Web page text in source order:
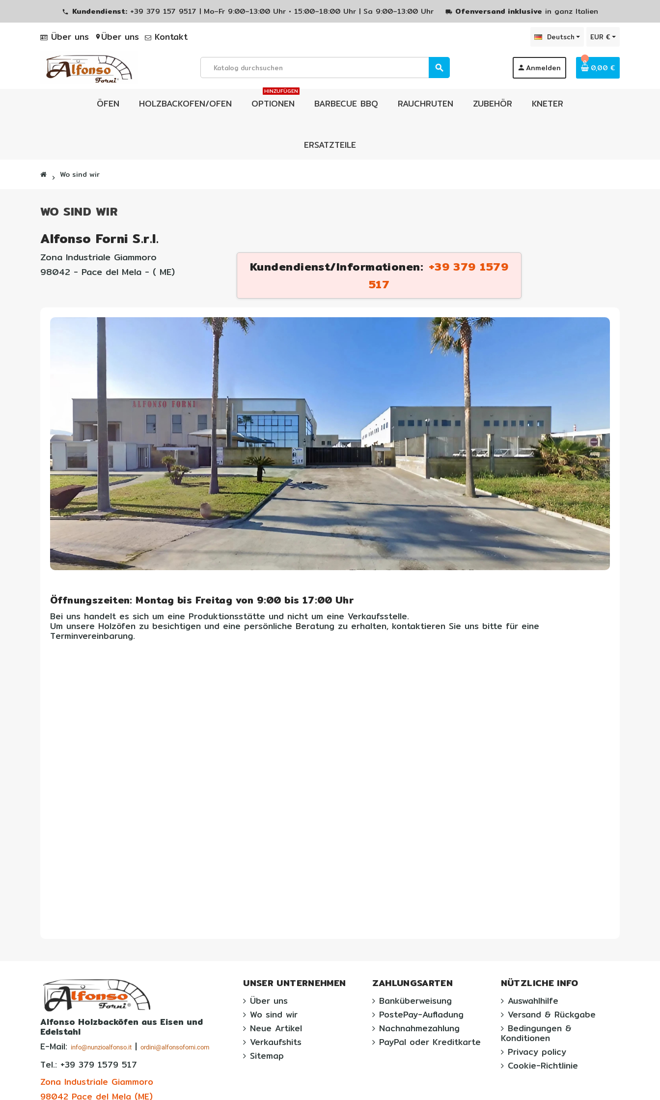
phone Kundendienst:+39 379 157 9517 | Mo–Fr 9:00–13:00 Uhr • 15:00–18:00 Uhr | Sa 9:00–13:00 Uhr local_shipping Ofenversand inklusive in ganz Italien
Über uns location_on Über uns Kontakt Deutsch EUR €
search personAnmelden
0
0,00 €
ÖFEN HOLZBACKOFEN/OFEN OPTIONEN
HINZUFÜGEN
BARBECUE BBQ RAUCHRUTEN ZUBEHÖR KNETER
ERSATZTEILE
chevron_right Wo sind wir
WO SIND WIR
Alfonso Forni S.r.l.
Zona Industriale Giammoro
98042 - Pace del Mela - ( ME)
Kundendienst/Informationen: +39 379 1579
517
Öffnungszeiten: Montag bis Freitag von 9:00 bis 17:00 Uhr
Bei uns handelt es sich um eine Produktionsstätte und nicht um eine Verkaufsstelle.
Um unsere Holzöfen zu besichtigen und eine persönliche Beratung zu erhalten, kontaktieren Sie uns bitte für eine
Terminvereinbarung.
Alfonso Holzbacköfen aus Eisen und
Edelstahl
E-Mail: info@nunzioalfonso.it | ordini@alfonsoforni.com
Tel.: +39 379 1579 517
Zona Industriale Giammoro
98042 Pace del Mela (ME)
UNSER UNTERNEHMEN
Über uns
Wo sind wir
Neue Artikel
Verkaufshits
Sitemap
ZAHLUNGSARTEN
Banküberweisung
PostePay-Aufladung
Nachnahmezahlung
PayPal oder Kreditkarte
NÜTZLICHE INFO
Auswahlhilfe
Versand & Rückgabe
Bedingungen &
Konditionen
Privacy policy
Cookie-Richtlinie